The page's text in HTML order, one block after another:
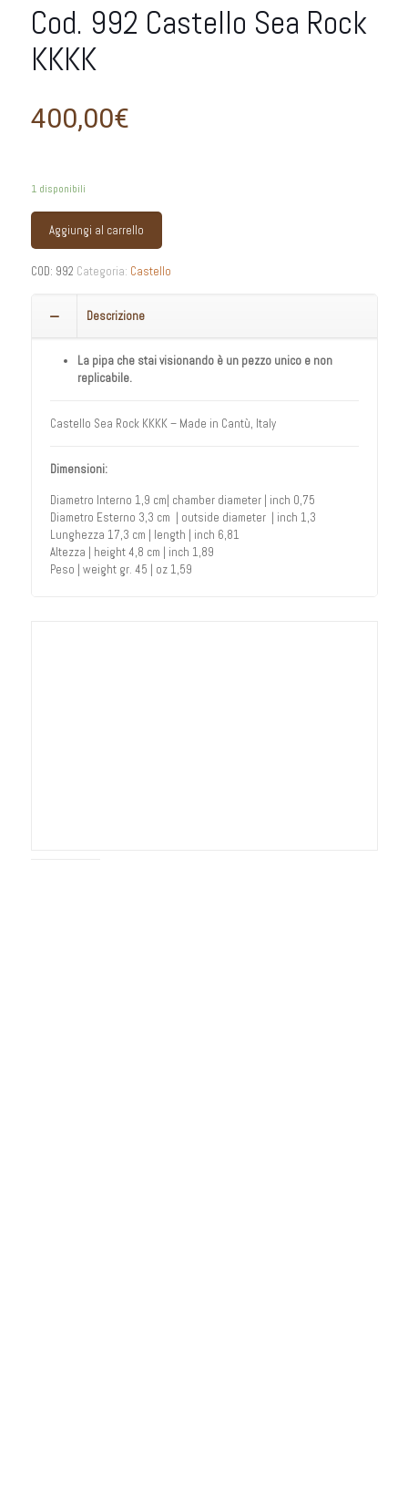
Cod. 992 Castello Sea Rock
KKKK
400,00€
1 disponibili
Aggiungi al carrello
COD: 992 Categoria: Castello
Descrizione
La pipa che stai visionando è un pezzo unico e non
replicabile.
Castello Sea Rock KKKK – Made in Cantù, Italy
Dimensioni:
Diametro Interno 1,9 cm| chamber diameter | inch 0,75
Diametro Esterno 3,3 cm | outside diameter | inch 1,3
Lunghezza 17,3 cm | length | inch 6,81
Altezza | height 4,8 cm | inch 1,89
Peso | weight gr. 45 | oz 1,59